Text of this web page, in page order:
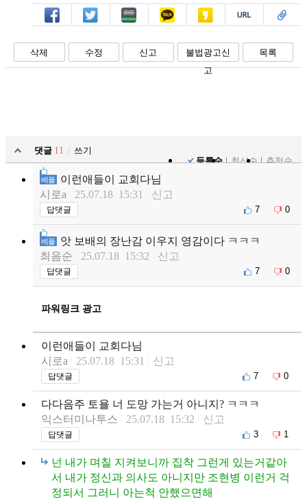
페북 트윗 밴드 카톡 카스 복사 스크랩
삭제 수정 신고
불법광고신
고
목록
댓글 11
쓰기
등록순
최신순 추천순
베플
이런애들이 교회다님
시로a
25.07.18 15:31 신고
답댓글 7 0
베플
앗 보배의 장난감 이우지 영감이다 ㅋㅋㅋ
최음순
25.07.18 15:32 신고
답댓글 7 0
파워링크 광고
이런애들이 교회다님
시로a
25.07.18 15:31 신고
답댓글 7 0
다다음주 토욜 너 도망 가는거 아니지? ㅋㅋㅋ
익스터미나투스
25.07.18 15:32 신고
답댓글 3 1
넌 내가 며칠 지켜보니까 집착 그런게 있는거같아
서 내가 정신과 의사도 아니지만 조현병 이런거 걱
정되서 그러니 아는척 안했으면해